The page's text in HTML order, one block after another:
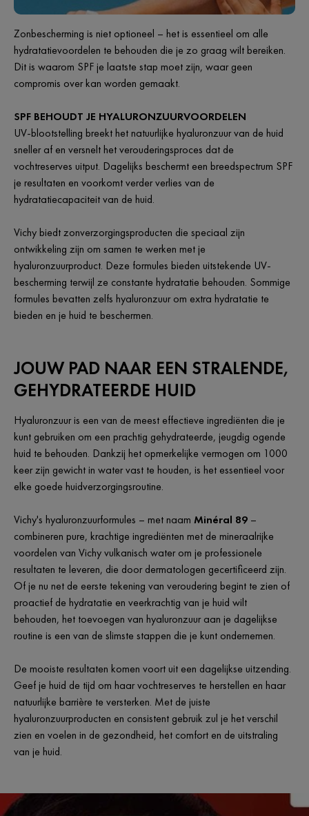
Zonbescherming is niet optioneel – het is essentieel om alle
hydratatievoordelen te behouden die je zo graag wilt bereiken.
Dit is waarom SPF je laatste stap moet zijn, waar geen
compromis over kan worden gemaakt.
SPF BEHOUDT JE HYALURONZUURVOORDELEN
UV-blootstelling breekt het natuurlijke hyaluronzuur van de huid
sneller af en versnelt het verouderingsproces dat de
vochtreserves uitput. Dagelijks beschermt een breedspectrum SPF
je resultaten en voorkomt verder verlies van de
hydratatiecapaciteit van de huid.
Vichy biedt zonverzorgingsproducten die speciaal zijn
ontwikkeling zijn om samen te werken met je
hyaluronzuurproduct. Deze formules bieden uitstekende UV-
bescherming terwijl ze constante hydratatie behouden. Sommige
formules bevatten zelfs hyaluronzuur om extra hydratatie te
bieden en je huid te beschermen.
JOUW PAD NAAR EEN STRALENDE,
GEHYDRATEERDE HUID
Hyaluronzuur is een van de meest effectieve ingrediënten die je
kunt gebruiken om een prachtig gehydrateerde, jeugdig ogende
huid te behouden. Dankzij het opmerkelijke vermogen om 1000
keer zijn gewicht in water vast te houden, is het essentieel voor
elke goede huidverzorgingsroutine.
Vichy's hyaluronzuurformules – met naam Minéral 89 –
combineren pure, krachtige ingrediënten met de mineraalrijke
voordelen van Vichy vulkanisch water om je professionele
resultaten te leveren, die door dermatologen gecertificeerd zijn.
Of je nu net de eerste tekening van veroudering begint te zien of
proactief de hydratatie en veerkrachtig van je huid wilt
behouden, het toevoegen van hyaluronzuur aan je dagelijkse
routine is een van de slimste stappen die je kunt ondernemen.
De mooiste resultaten komen voort uit een dagelijkse uitzending.
Geef je huid de tijd om haar vochtreserves te herstellen en haar
natuurlijke barrière te versterken. Met de juiste
hyaluronzuurproducten en consistent gebruik zul je het verschil
zien en voelen in de gezondheid, het comfort en de uitstraling
van je huid.